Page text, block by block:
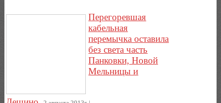
Перегоревшая
кабельная
перемычка оставила
без света часть
Панковки, Новой
Мельницы и